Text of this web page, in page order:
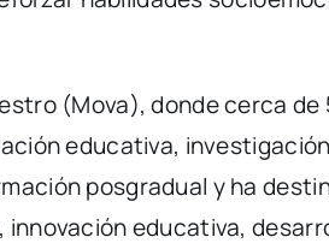
(Mova), donde cerca
educativa,
posgradual y ha
educativa,